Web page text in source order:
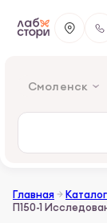
Смоленск
Главная